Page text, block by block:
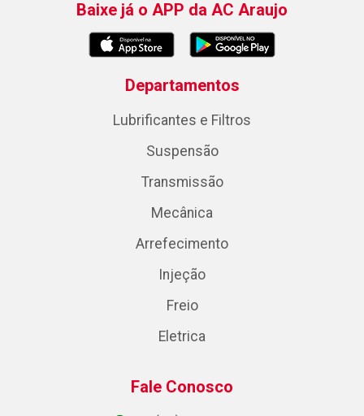
Baixe já o APP da AC Araujo
Departamentos
Lubrificantes e Filtros
Suspensão
Transmissão
Mecânica
Arrefecimento
Injeção
Freio
Eletrica
Fale Conosco